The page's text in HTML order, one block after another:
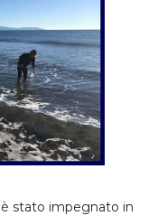
stato impegnato in